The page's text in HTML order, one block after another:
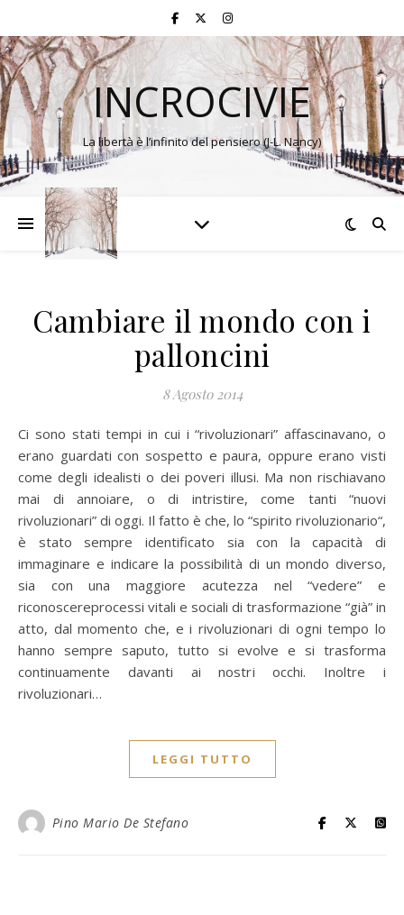
INCROCIVIE
La libertà è l’infinito del pensiero (J-L. Nancy)
Cambiare il mondo con i
palloncini
8 Agosto 2014
Ci sono stati tempi in cui i “rivoluzionari” affascinavano, o
erano guardati con sospetto e paura, oppure erano visti
come degli idealisti o dei poveri illusi. Ma non rischiavano
mai di annoiare, o di intristire, come tanti “nuovi
rivoluzionari” di oggi. Il fatto è che, lo “spirito rivoluzionario“,
è stato sempre identificato sia con la capacità di
immaginare e indicare la possibilità di un mondo diverso,
sia con una maggiore acutezza nel “vedere” e
riconoscereprocessi vitali e sociali di trasformazione “già” in
atto, dal momento che, e i rivoluzionari di ogni tempo lo
hanno sempre saputo, tutto si evolve e si trasforma
continuamente davanti ai nostri occhi. Inoltre i
rivoluzionari…
LEGGI TUTTO
Pino Mario De Stefano